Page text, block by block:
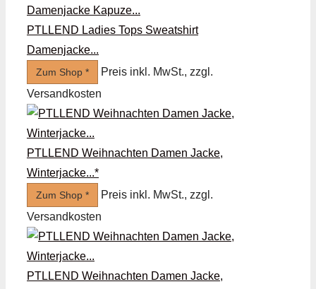
PTLLEND Ladies Tops Sweatshirt
Damenjacke...
Zum Shop *
Preis inkl. MwSt., zzgl.
Versandkosten
PTLLEND Weihnachten Damen Jacke,
Winterjacke...*
Zum Shop *
Preis inkl. MwSt., zzgl.
Versandkosten
PTLLEND Weihnachten Damen Jacke,